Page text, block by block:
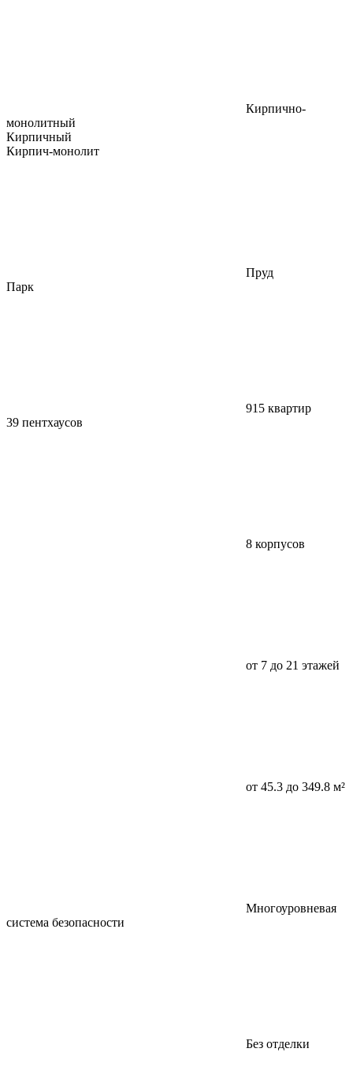
Кирпично-
монолитный
Кирпичный
Кирпич-монолит
Пруд
Парк
915 квартир
39 пентхаусов
8 корпусов
от 7 до 21 этажей
от 45.3 до 349.8 м²
Многоуровневая
система безопасности
Без отделки